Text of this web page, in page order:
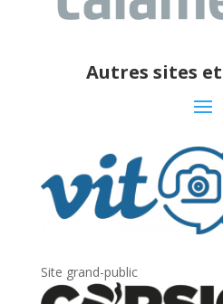
Autres sites
Site grand-public